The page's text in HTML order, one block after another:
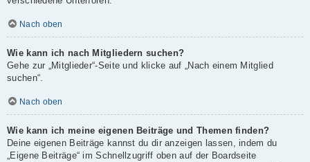
Nach oben
Wie kann ich nach Mitgliedern suchen?
Gehe zur „Mitglieder“-Seite und klicke auf „Nach einem Mitglied
suchen“.
Nach oben
Wie kann ich meine eigenen Beiträge und Themen finden?
Deine eigenen Beiträge kannst du dir anzeigen lassen, indem du
„Eigene Beiträge“ im Schnellzugriff oben auf der Boardseite